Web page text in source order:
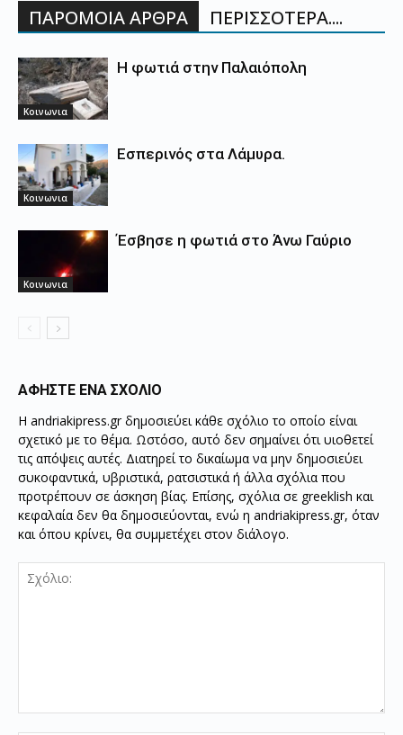
ΠΑΡΟΜΟΙΑ ΑΡΘΡΑ ΠΕΡΙΣΣΟΤΕΡΑ....
Κοινωνια
Η φωτιά στην Παλαιόπολη
Κοινωνια
Εσπερινός στα Λάμυρα.
Κοινωνια
Έσβησε η φωτιά στο Άνω Γαύριο
ΑΦΗΣΤΕ ΕΝΑ ΣΧΟΛΙΟ
Η andriakipress.gr δημοσιεύει κάθε σχόλιο το οποίο είναι
σχετικό με το θέμα. Ωστόσο, αυτό δεν σημαίνει ότι υιοθετεί
τις απόψεις αυτές. Διατηρεί το δικαίωμα να μην δημοσιεύει
συκοφαντικά, υβριστικά, ρατσιστικά ή άλλα σχόλια που
προτρέπουν σε άσκηση βίας. Επίσης, σχόλια σε greeklish και
κεφαλαία δεν θα δημοσιεύονται, ενώ η andriakipress.gr, όταν
και όπου κρίνει, θα συμμετέχει στον διάλογο.